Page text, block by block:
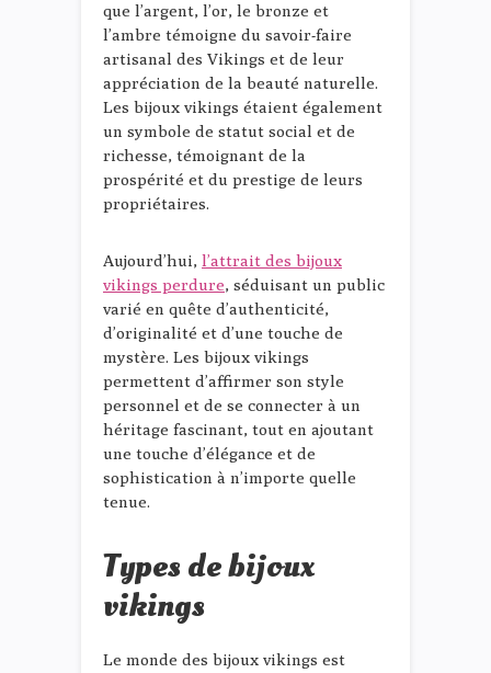
que l’argent, l’or, le bronze et
l’ambre témoigne du savoir-faire
artisanal des Vikings et de leur
appréciation de la beauté naturelle.
Les bijoux vikings étaient également
un symbole de statut social et de
richesse, témoignant de la
prospérité et du prestige de leurs
propriétaires.
Aujourd’hui, l’attrait des bijoux
vikings perdure, séduisant un public
varié en quête d’authenticité,
d’originalité et d’une touche de
mystère. Les bijoux vikings
permettent d’affirmer son style
personnel et de se connecter à un
héritage fascinant, tout en ajoutant
une touche d’élégance et de
sophistication à n’importe quelle
tenue.
Types de bijoux
vikings
Le monde des bijoux vikings est